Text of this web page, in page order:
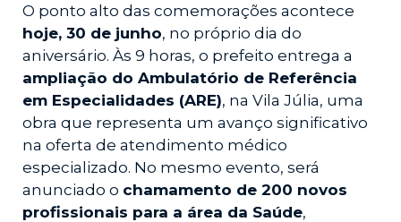
O ponto alto das comemorações acontece
hoje, 30 de junho, no próprio dia do
aniversário. Às 9 horas, o prefeito entrega a
ampliação do Ambulatório de Referência
em Especialidades (ARE), na Vila Júlia, uma
obra que representa um avanço significativo
na oferta de atendimento médico
especializado. No mesmo evento, será
anunciado o chamamento de 200 novos
profissionais para a área da Saúde,